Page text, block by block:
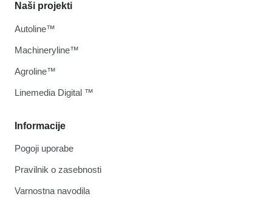
Informacije
Pogoji uporabe
Pravilnik o zasebnosti
Varnostna navodila
Naši projekti
Autoline™
Machineryline™
Agroline™
Linemedia Digital ™